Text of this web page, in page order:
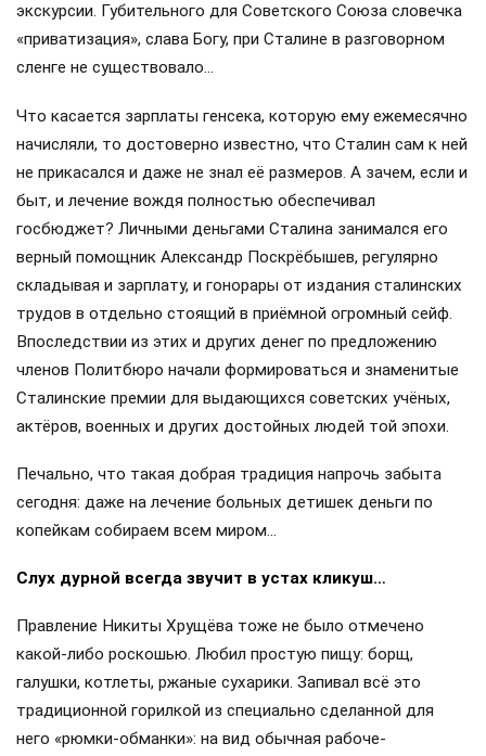
экскурсии. Губительного для Советского Союза словечка
«приватизация», слава Богу, при Сталине в разговорном
сленге не существовало…
Что касается зарплаты генсека, которую ему ежемесячно
начисляли, то достоверно известно, что Сталин сам к ней
не прикасался и даже не знал её размеров. А зачем, если и
быт, и лечение вождя полностью обеспечивал
госбюджет? Личными деньгами Сталина занимался его
верный помощник Александр Поскрёбышев, регулярно
складывая и зарплату, и гонорары от издания сталинских
трудов в отдельно стоящий в приёмной огромный сейф.
Впоследствии из этих и других денег по предложению
членов Политбюро начали формироваться и знаменитые
Сталинские премии для выдающихся советских учёных,
актёров, военных и других достойных людей той эпохи.
Печально, что такая добрая традиция напрочь забыта
сегодня: даже на лечение больных детишек деньги по
копейкам собираем всем миром…
Слух дурной всегда звучит в устах кликуш…
Правление Никиты Хрущёва тоже не было отмечено
какой-либо роскошью. Любил простую пищу: борщ,
галушки, котлеты, ржаные сухарики. Запивал всё это
традиционной горилкой из специально сделанной для
него «рюмки-обманки»: на вид обычная рабоче-